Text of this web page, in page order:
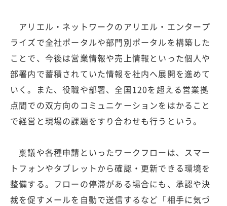
アリエル・ネットワークのアリエル・エンタープ
ライズで全社ポータルや部門別ポータルを構築した
ことで、今後は営業情報や売上情報といった個人や
部署内で蓄積されていた情報を社内へ展開を進めて
いく。また、役職や部署、全国120を超える営業拠
点間での双方向のコミュニケーションをはかること
で経営と現場の課題をすり合わせも行うという。
稟議や各種申請といったワークフローは、スマー
トフォンやタブレットから確認・更新できる環境を
整備する。フローの停滞がある場合にも、承認や決
裁を促すメールを自動で送信するなど「相手に気づ